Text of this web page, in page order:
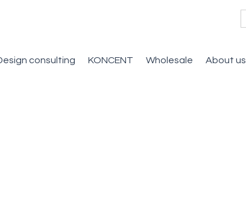
consulting KONCENT Wholesale About us